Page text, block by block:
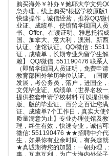
购买海外￥补办￥鲍耶大学文凭
急办理，线上购买*根据学校原版
快速操作，诚信经营，推荐QQ/
业证、成绩单、使馆留学回国人
书、Offer、在读证明、雅思托福
国、加拿大、意大利，澳洲、新
认证、使馆认证。QQ/微信：
证，成绩单，长期专业为留学生
赖】 QQ/微信: 551190476 联系
（即留学回国人员证明，免费申
教育部国外学历学位认证。（国
发展，考公务员，落户，进国企
文凭毕业证、成绩单（世界名校
提供整套申请学校材料 可以提供
版、版的毕业证、百分之百让您
证、成绩单7个工作日，真实大使
质量满意为止】专业办理使馆及
理，终生有效，快速专业，诚信
微信: 551190476 ★★招聘中介代
生，如果你有业余时间，有兴趣
★真诚期待您的加盟：一朝办理